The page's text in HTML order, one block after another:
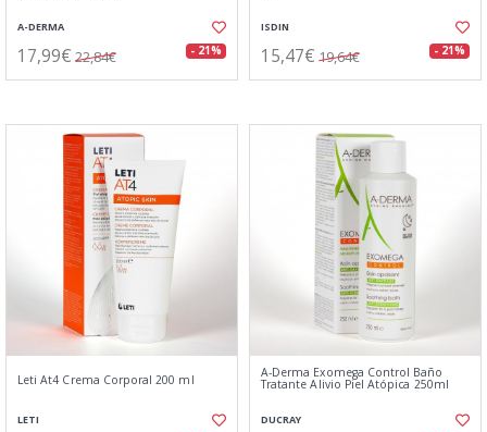
A-DERMA
17,99€ 22,84€ - 21%
ISDIN
15,47€ 19,64€ - 21%
Leti At4 Crema Corporal 200 ml
LETI
A-Derma Exomega Control Baño
Tratante Alivio Piel Atópica 250ml
DUCRAY